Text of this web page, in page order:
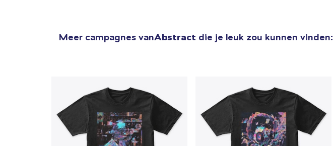
Meer campagnes vanAbstract die je leuk zou kunnen vinden: